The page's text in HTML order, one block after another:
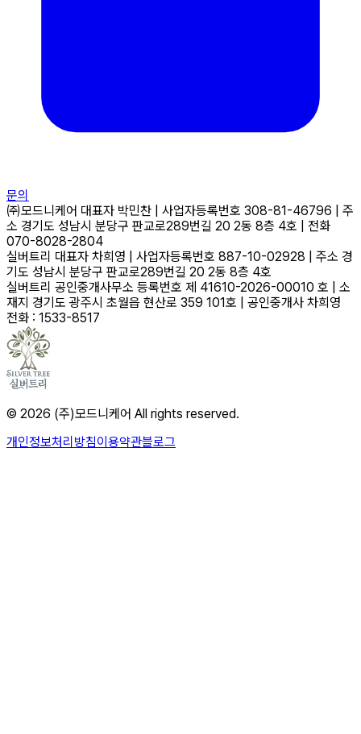
문의
㈜모드니케어 대표자 박민찬 사업자등록번호 308-81-46796
주
소 경기도 성남시 분당구 판교로289번길 20 2동 8층 4호
전화
070-8028-2804
실버트리 대표자 차희영 사업자등록번호 887-10-02928 주소 경
기도 성남시 분당구 판교로289번길 20 2동 8층 4호
실버트리 공인중개사무소 등록번호 제 41610-2026-00010 호
소
재지 경기도 광주시 초월읍 현산로 359 101호 공인중개사 차희영
전화 : 1533-8517
© 2026 (주)모드니케어 All rights reserved.
개인정보처리방침이용약관블로그